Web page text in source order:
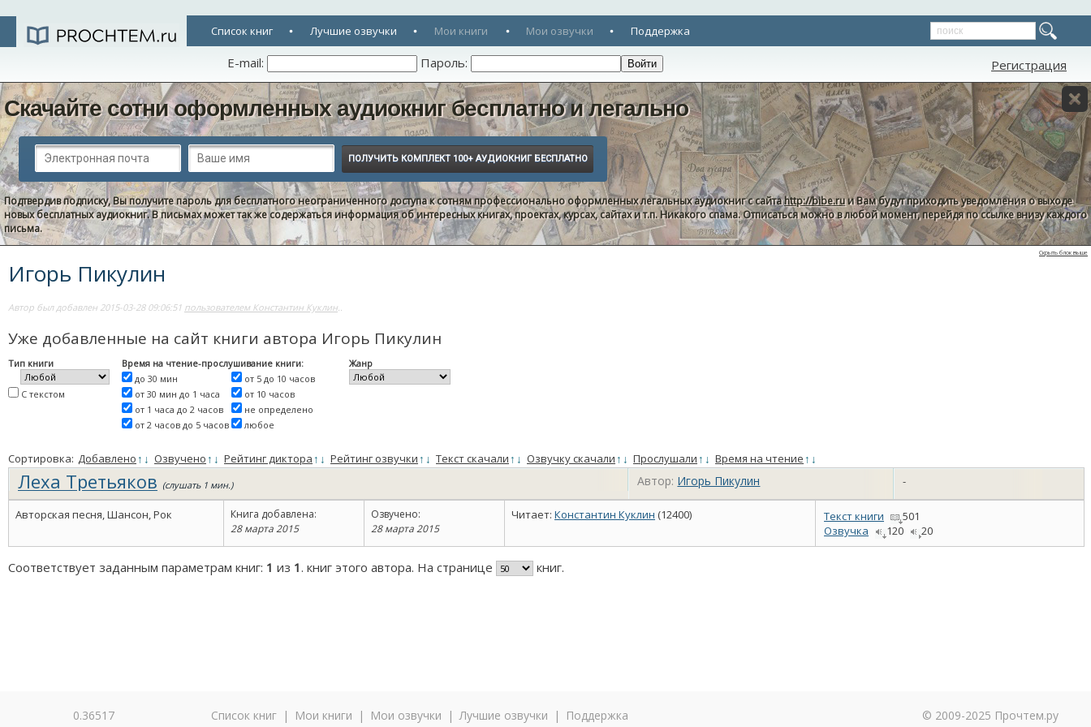
Список книг Лучшие озвучки Мои книги Мои озвучки Поддержка
E-mail: Пароль: Регистрация
Скачайте сотни оформленных аудиокниг бесплатно и легально
Подтвердив подписку, Вы получите пароль для бесплатного неограниченного доступа к сотням профессионально оформленных легальных аудиокниг с сайтаhttp://bibe.ruи Вам будут приходить уведомления о выходе
новых бесплатных аудиокниг. В письмах может так же содержаться информация об интересных книгах, проектах, курсах, сайтах и т.п. Никакого спама. Отписаться можно в любой момент, перейдя по ссылке внизу каждого
письма.
Скрыть блок выше
Игорь Пикулин
Автор был добавлен 2015-03-28 09:06:51 пользователем Константин Куклин..
Уже добавленные на сайт книги автора Игорь Пикулин
Тип книги
С текстом
Время на чтение-прослушивание книги:
до 30 мин
от 30 мин до 1 часа
от 1 часа до 2 часов
от 2 часов до 5 часов
от 5 до 10 часов
от 10 часов
не определено
любое
Жанр
Сортировка: Добавлено↑ ↓ Озвучено↑ ↓ Рейтинг диктора↑ ↓ Рейтинг озвучки↑ ↓ Текст скачали↑ ↓ Озвучку скачали↑ ↓ Прослушали↑ ↓ Время на чтение↑ ↓
Леха Третьяков (слушать 1 мин.) Автор: Игорь Пикулин -
Авторская песня, Шансон, Рок
Книга добавлена:
28 марта 2015
Озвучено:
28 марта 2015
Читает: Константин Куклин (12400) Текст книги
501
Озвучка
120 20
Соответствует заданным параметрам книг: 1 из 1. книг этого автора. На странице книг.
© 2009-2025 Прочтем.ру
0.36517 Список книг | Мои книги | Мои озвучки | Лучшие озвучки | Поддержка